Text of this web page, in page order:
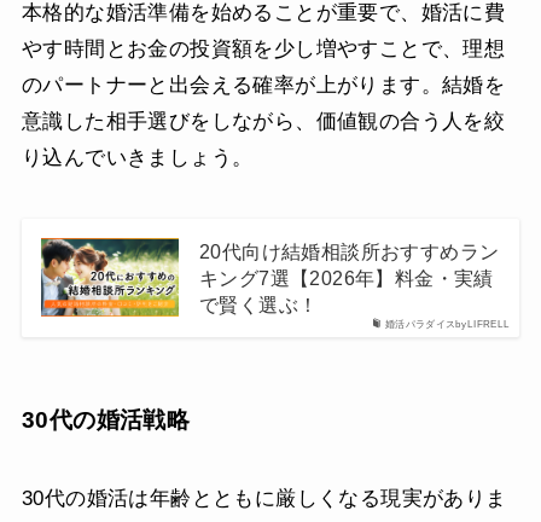
本格的な婚活準備を始めることが重要で、婚活に費
やす時間とお金の投資額を少し増やすことで、理想
のパートナーと出会える確率が上がります。結婚を
意識した相手選びをしながら、価値観の合う人を絞
り込んでいきましょう。
婚活パラダイスbyLIFRELL
20代向け結婚相談所おすすめラン
キング7選【2026年】料金・実績
で賢く選ぶ！
30代の婚活戦略
30代の婚活は年齢とともに厳しくなる現実がありま